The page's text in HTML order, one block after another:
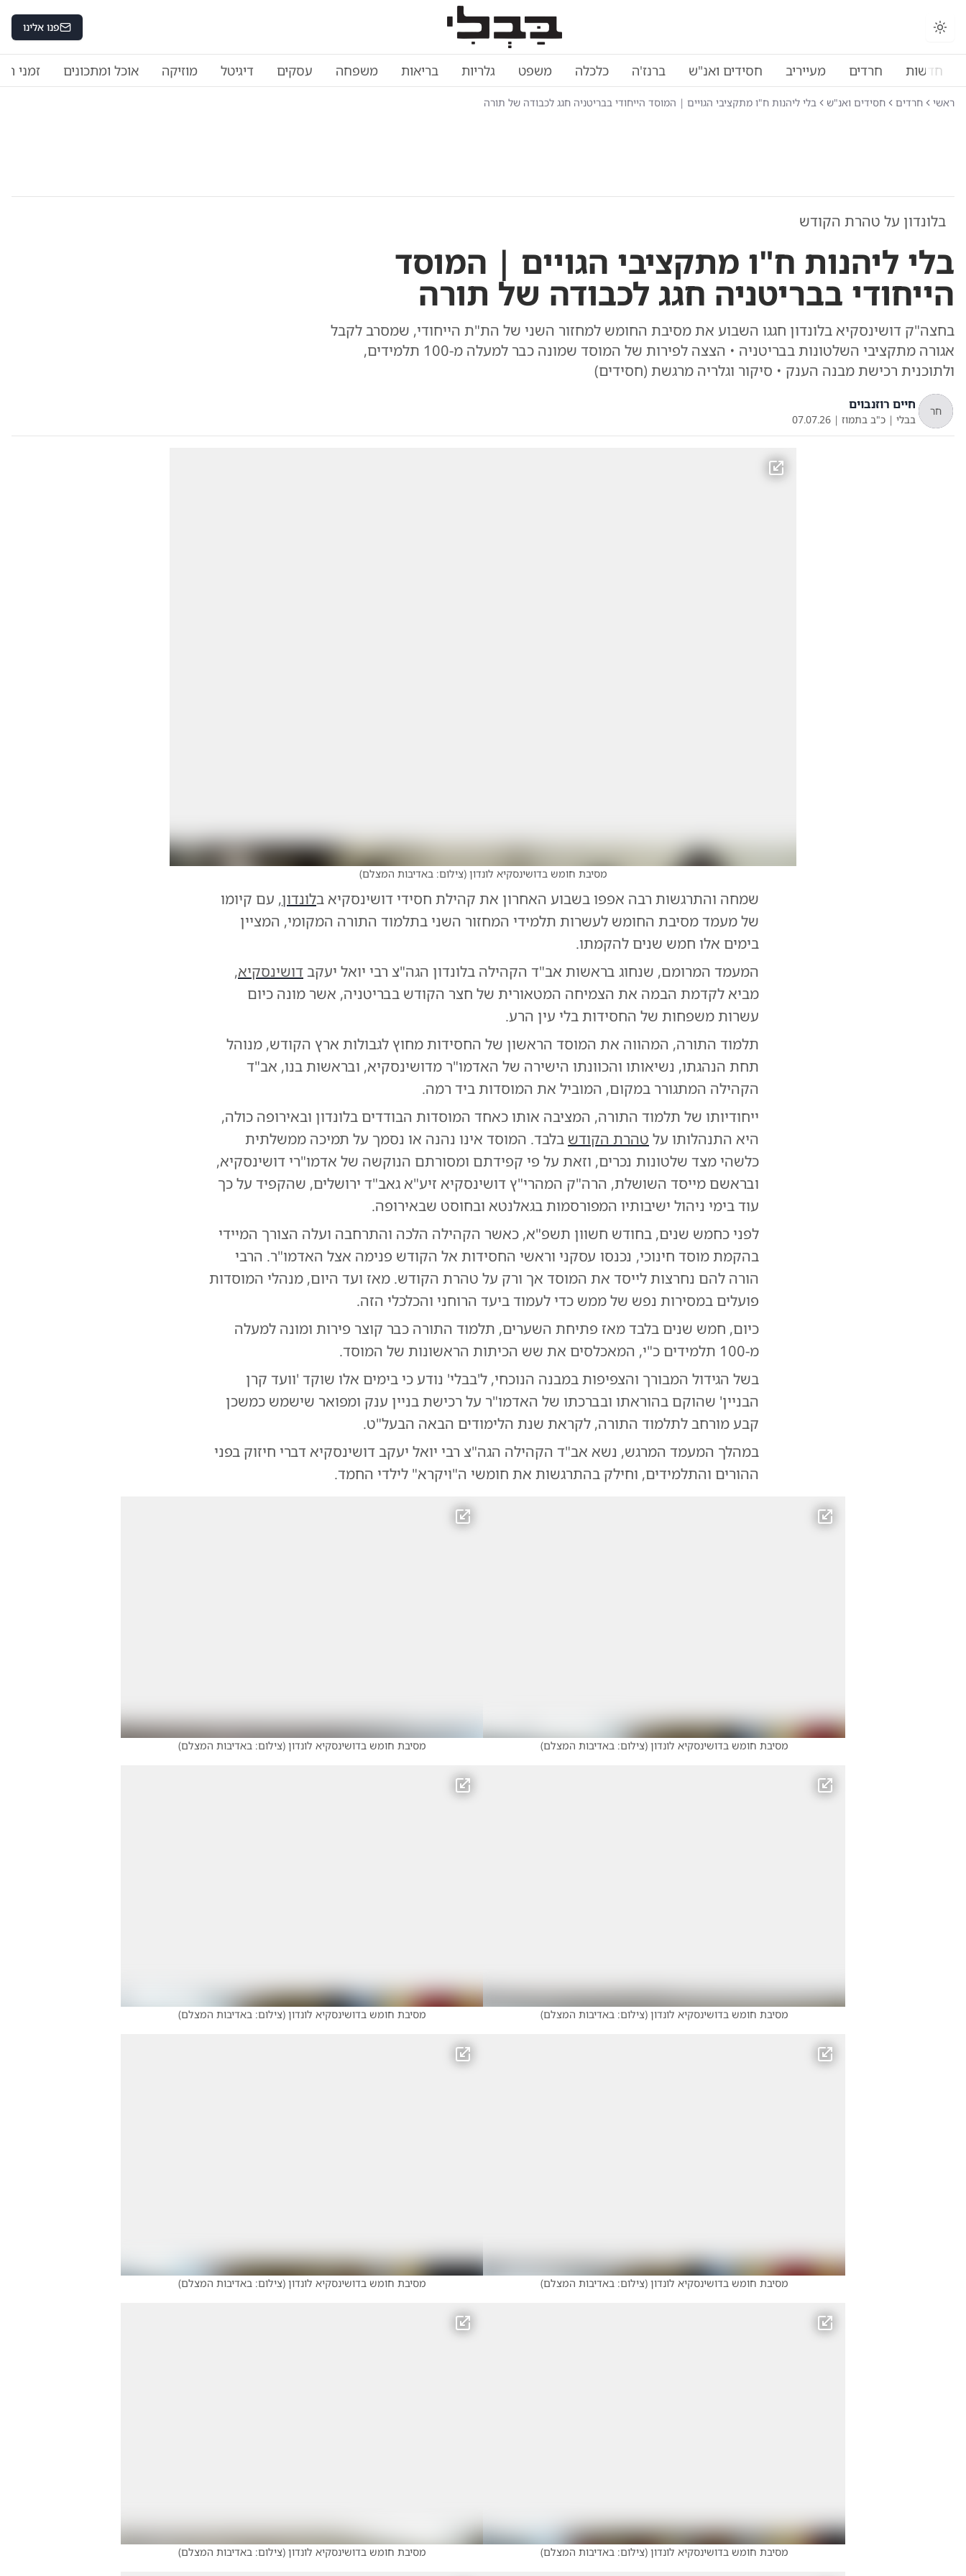
החלפת מצב תצוגה פנו אלינו
חדשות חרדים מעייריב חסידים ואנ"ש ברנז'ה כלכלה משפט גלריות בריאות משפחה עסקים דיגיטל מוזיקה אוכל ומתכונים זמני
ראשי חרדים חסידים ואנ"ש בלי ליהנות ח"ו מתקציבי הגויים | המוסד הייחודי בבריטניה חגג לכבודה של תורה
בלונדון על טהרת הקודש
בלי ליהנות ח"ו מתקציבי הגויים | המוסד
הייחודי בבריטניה חגג לכבודה של תורה
בחצה"ק דושינסקיא בלונדון חגגו השבוע את מסיבת החומש למחזור השני של הת"ת הייחודי, שמסרב לקבל
אגורה מתקציבי השלטונות בבריטניה • הצצה לפירות של המוסד שמונה כבר למעלה מ-100 תלמידים,
ולתוכנית רכישת מבנה הענק • סיקור וגלריה מרגשת (חסידים)
חר חיים רוזנבוים
בבלי | כ"ב בתמוז |
07.07.26
מסיבת חומש בדושינסקיא לונדון (צילום: באדיבות המצלם)
שמחה והתרגשות רבה אפפו בשבוע האחרון את קהילת חסידי דושינסקיא בלונדון, עם קיומו
של מעמד מסיבת החומש לעשרות תלמידי המחזור השני בתלמוד התורה המקומי, המציין
בימים אלו חמש שנים להקמתו.
המעמד המרומם, שנחוג בראשות אב"ד הקהילה בלונדון הגה"צ רבי יואל יעקב דושינסקיא,
מביא לקדמת הבמה את הצמיחה המטאורית של חצר הקודש בבריטניה, אשר מונה כיום
עשרות משפחות של החסידות בלי עין הרע.
תלמוד התורה, המהווה את המוסד הראשון של החסידות מחוץ לגבולות ארץ הקודש, מנוהל
תחת הנהגתו, נשיאותו והכוונתו הישירה של האדמו"ר מדושינסקיא, ובראשות בנו, אב"ד
הקהילה המתגורר במקום, המוביל את המוסדות ביד רמה.
ייחודיותו של תלמוד התורה, המציבה אותו כאחד המוסדות הבודדים בלונדון ובאירופה כולה,
היא התנהלותו על טהרת הקודש בלבד. המוסד אינו נהנה או נסמך על תמיכה ממשלתית
כלשהי מצד שלטונות נכרים, וזאת על פי קפידתם ומסורתם הנוקשה של אדמו"רי דושינסקיא,
ובראשם מייסד השושלת, הרה"ק המהרי"ץ דושינסקיא זיע"א גאב"ד ירושלים, שהקפיד על כך
עוד בימי ניהול ישיבותיו המפורסמות בגאלנטא ובחוסט שבאירופה.
לפני כחמש שנים, בחודש חשוון תשפ"א, כאשר הקהילה הלכה והתרחבה ועלה הצורך המיידי
בהקמת מוסד חינוכי, נכנסו עסקני וראשי החסידות אל הקודש פנימה אצל האדמו"ר. הרבי
הורה להם נחרצות לייסד את המוסד אך ורק על טהרת הקודש. מאז ועד היום, מנהלי המוסדות
פועלים במסירות נפש של ממש כדי לעמוד ביעד הרוחני והכלכלי הזה.
כיום, חמש שנים בלבד מאז פתיחת השערים, תלמוד התורה כבר קוצר פירות ומונה למעלה
מ-100 תלמידים כ"י, המאכלסים את שש הכיתות הראשונות של המוסד.
בשל הגידול המבורך והצפיפות במבנה הנוכחי, ל'בבלי' נודע כי בימים אלו שוקד 'וועד קרן
הבניין' שהוקם בהוראתו ובברכתו של האדמו"ר על רכישת בניין ענק ומפואר שישמש כמשכן
קבע מורחב לתלמוד התורה, לקראת שנת הלימודים הבאה הבעל"ט.
במהלך המעמד המרגש, נשא אב"ד הקהילה הגה"צ רבי יואל יעקב דושינסקיא דברי חיזוק בפני
ההורים והתלמידים, וחילק בהתרגשות את חומשי ה"ויקרא" לילדי החמד.
מסיבת חומש בדושינסקיא לונדון (צילום: באדיבות המצלם) מסיבת חומש בדושינסקיא לונדון (צילום: באדיבות המצלם)
מסיבת חומש בדושינסקיא לונדון (צילום: באדיבות המצלם) מסיבת חומש בדושינסקיא לונדון (צילום: באדיבות המצלם)
מסיבת חומש בדושינסקיא לונדון (צילום: באדיבות המצלם) מסיבת חומש בדושינסקיא לונדון (צילום: באדיבות המצלם)
מסיבת חומש בדושינסקיא לונדון (צילום: באדיבות המצלם) מסיבת חומש בדושינסקיא לונדון (צילום: באדיבות המצלם)